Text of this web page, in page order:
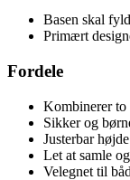
Basen skal
Primært
Fordele
Kombinerer
Sikker og
Justerbar
Let at samle
Velegnet til